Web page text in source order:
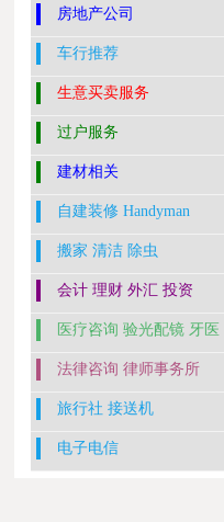
房地产公司
车行推荐
生意买卖服务
过户服务
建材相关
自建装修 Handyman
搬家 清洁 除虫
会计 理财 外汇 投资
医疗咨询 验光配镜 牙医
法律咨询 律师事务所
旅行社 接送机
电子电信